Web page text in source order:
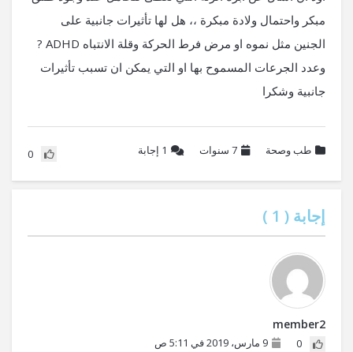
مبكر واحتمال ولادة مبكرة ،، هل لها تأثيرات جانبية على
الجنين مثل نموه او مرض فرط الحركة وقلة الانتباه ADHD ?
وعدد الجرعات المسموح بها او التي يمكن ان تسبب تأثيرات
جانبية وشكرا
طب وصحة 7 سنوات 1 إجابة 0
إجابة ( 1
)
member2
0 9 مارس، 2019 في 5:11 ص